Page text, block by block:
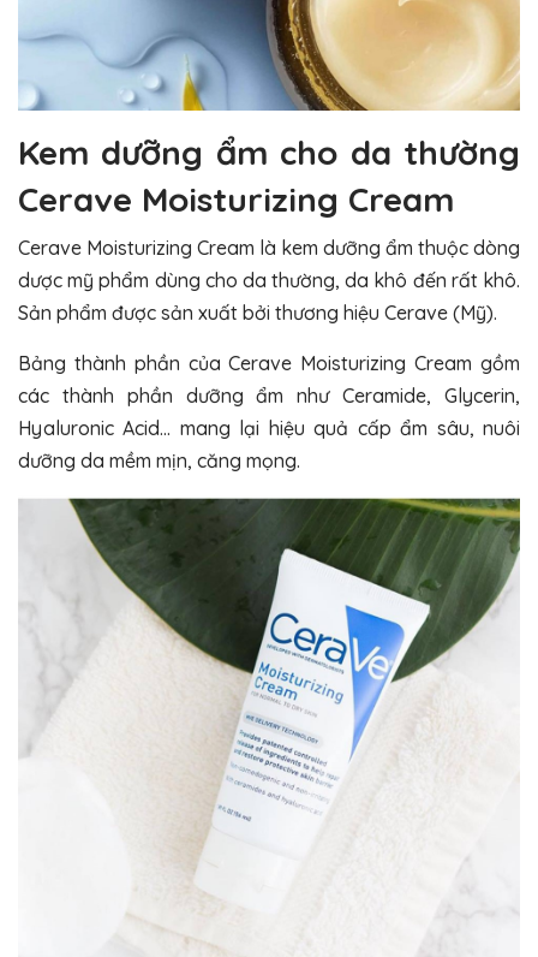
Kem dưỡng ẩm cho da thường
Cerave Moisturizing Cream
Cerave Moisturizing Cream là kem dưỡng ẩm thuộc dòng
dược mỹ phẩm dùng cho da thường, da khô đến rất khô.
Sản phẩm được sản xuất bởi thương hiệu Cerave (Mỹ).
Bảng thành phần của Cerave Moisturizing Cream gồm
các thành phần dưỡng ẩm như Ceramide, Glycerin,
Hyaluronic Acid… mang lại hiệu quả cấp ẩm sâu, nuôi
dưỡng da mềm mịn, căng mọng.